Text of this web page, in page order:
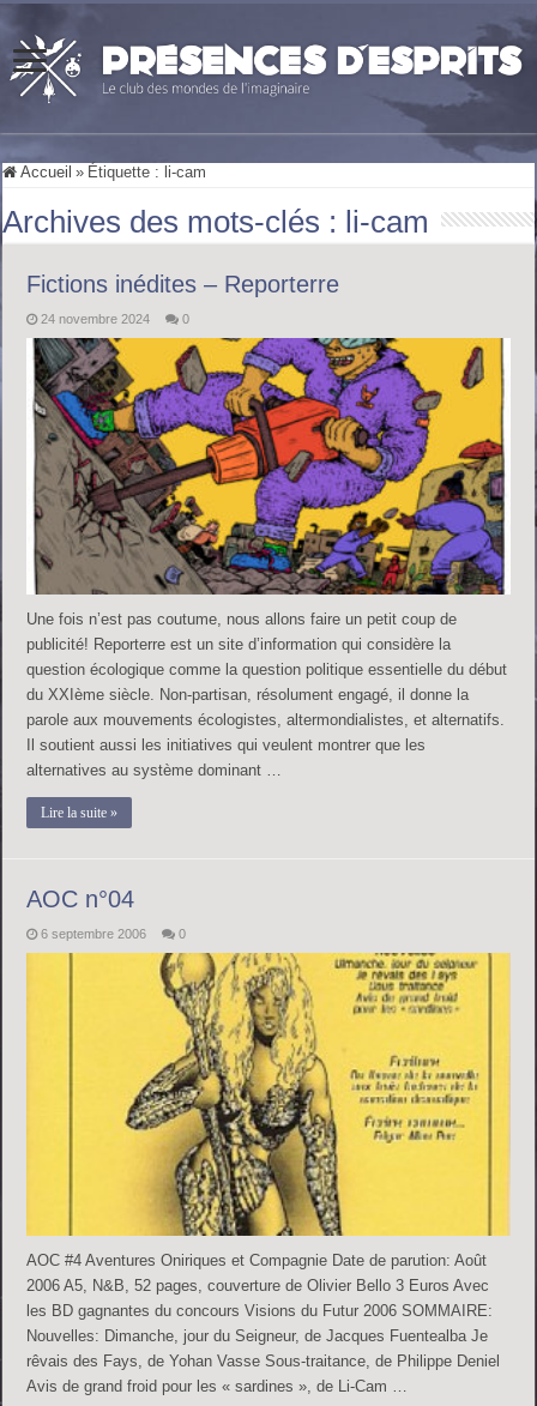
Accueil » Étiquette : li-cam
Archives des mots-clés : li-cam
Fictions inédites – Reporterre
24 novembre 2024 0
Une fois n’est pas coutume, nous allons faire un petit coup de
publicité! Reporterre est un site d’information qui considère la
question écologique comme la question politique essentielle du début
du XXIème siècle. Non-partisan, résolument engagé, il donne la
parole aux mouvements écologistes, altermondialistes, et alternatifs.
Il soutient aussi les initiatives qui veulent montrer que les
alternatives au système dominant …
Lire la suite »
AOC n°04
6 septembre 2006 0
AOC #4 Aventures Oniriques et Compagnie Date de parution: Août
2006 A5, N&B, 52 pages, couverture de Olivier Bello 3 Euros Avec
les BD gagnantes du concours Visions du Futur 2006 SOMMAIRE:
Nouvelles: Dimanche, jour du Seigneur, de Jacques Fuentealba Je
rêvais des Fays, de Yohan Vasse Sous-traitance, de Philippe Deniel
Avis de grand froid pour les « sardines », de Li-Cam …